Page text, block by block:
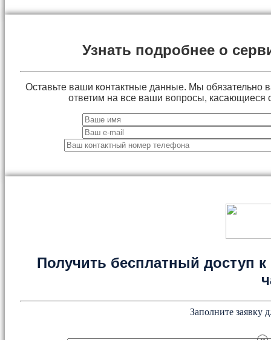
Узнать подробнее о
Оставьте ваши контактные данные. Мы обязательно
ответим на все ваши вопросы, касающиеся
Получить бесплатный доступ к
Заполните заявку